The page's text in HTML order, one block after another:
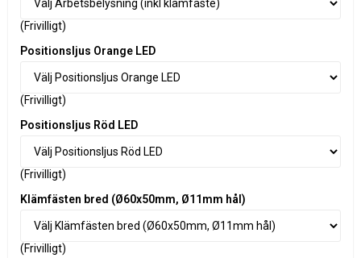
(Frivilligt)
Positionsljus Orange LED
(Frivilligt)
Positionsljus Röd LED
(Frivilligt)
Klämfästen bred (Ø60x50mm, Ø11mm hål)
(Frivilligt)